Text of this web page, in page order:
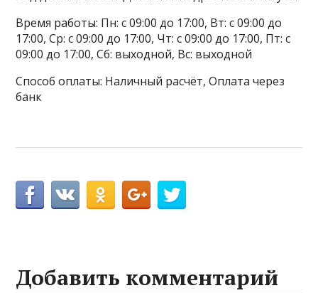
Время работы: Пн: с 09:00 до 17:00, Вт: с 09:00 до
17:00, Ср: с 09:00 до 17:00, Чт: с 09:00 до 17:00, Пт: с
09:00 до 17:00, Сб: выходной, Вс: выходной
Способ оплаты: Наличный расчёт, Оплата через
банк
Добавить комментарий